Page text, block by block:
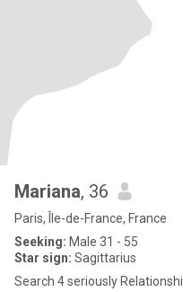
Mariana, 36
Paris, Île-de-France, France
Seeking: Male 31 - 55
Star sign: Sagittarius
Search 4 seriously